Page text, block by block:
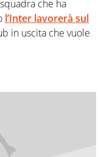
che ha
l’Inter lavorerà sul
in uscita che vuole